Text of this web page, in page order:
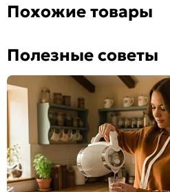
Похожие товары
Полезные советы